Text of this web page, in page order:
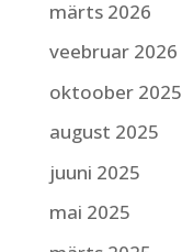
märts 2026
veebruar 2026
oktoober 2025
august 2025
juuni 2025
mai 2025